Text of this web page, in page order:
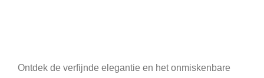
Ontdek de verfijnde elegantie en het onmiskenbare